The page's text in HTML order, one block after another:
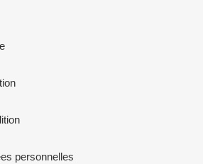
personnelles